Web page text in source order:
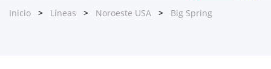
Inicio Líneas Noroeste USA Big Spring